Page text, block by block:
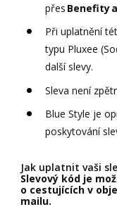
přes Benefity
Při uplatnění
typu Pluxee
další slevy.
Sleva není
Blue Style je
poskytování
Jak uplatnit vaši
Slevový kód je
o cestujících v
mailu.